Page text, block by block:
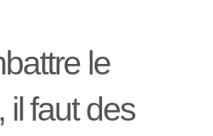
le
il faut des